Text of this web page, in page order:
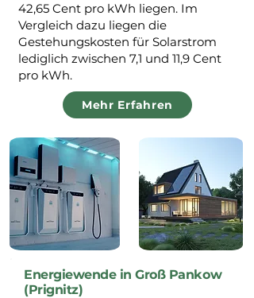
42,65 Cent pro kWh liegen. Im
Vergleich dazu liegen die
Gestehungskosten für Solarstrom
lediglich zwischen 7,1 und 11,9 Cent
pro kWh.
Mehr Erfahren
Energiewende in Groß Pankow
(Prignitz)